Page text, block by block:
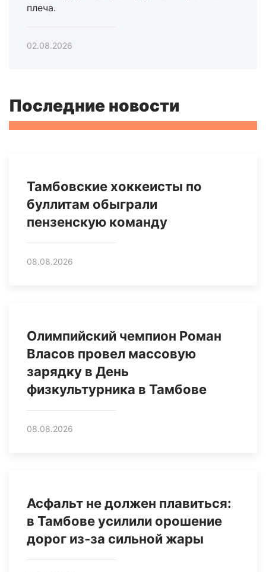
плеча.
02.08.2026
Последние новости
Тамбовские хоккеисты по
буллитам обыграли
пензенскую команду
08.08.2026
Олимпийский чемпион Роман
Власов провел массовую
зарядку в День
физкультурника в Тамбове
08.08.2026
Асфальт не должен плавиться:
в Тамбове усилили орошение
дорог из‑за сильной жары